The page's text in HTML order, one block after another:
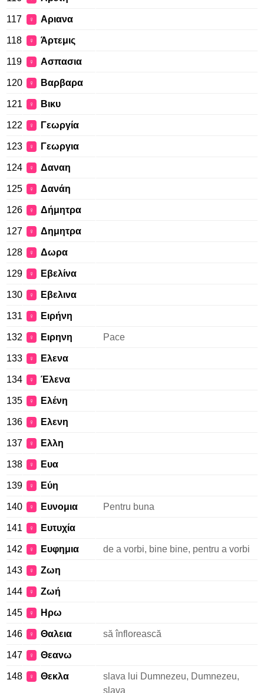
117 ♀ Αριανα
118 ♀ Άρτεμις
119 ♀ Ασπασια
120 ♀ Βαρβαρα
121 ♀ Βικυ
122 ♀ Γεωργία
123 ♀ Γεωργια
124 ♀ Δαναη
125 ♀ Δανάη
126 ♀ Δήμητρα
127 ♀ Δημητρα
128 ♀ Δωρα
129 ♀ Εβελίνα
130 ♀ Εβελινα
131 ♀ Ειρήνη
132 ♀ Ειρηνη Pace
133 ♀ Ελενα
134 ♀ Έλενα
135 ♀ Ελένη
136 ♀ Ελενη
137 ♀ Ελλη
138 ♀ Ευα
139 ♀ Εύη
140 ♀ Ευνομια Pentru buna
141 ♀ Ευτυχία
142 ♀ Ευφημια de a vorbi, bine bine, pentru a vorbi
143 ♀ Ζωη
144 ♀ Ζωή
145 ♀ Ηρω
146 ♀ Θαλεια să înflorească
147 ♀ Θεανω
148 ♀ Θεκλα
slava lui Dumnezeu, Dumnezeu,
slava